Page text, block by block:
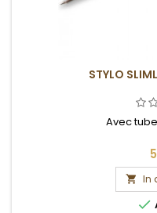
STYLO
Avec
 In
